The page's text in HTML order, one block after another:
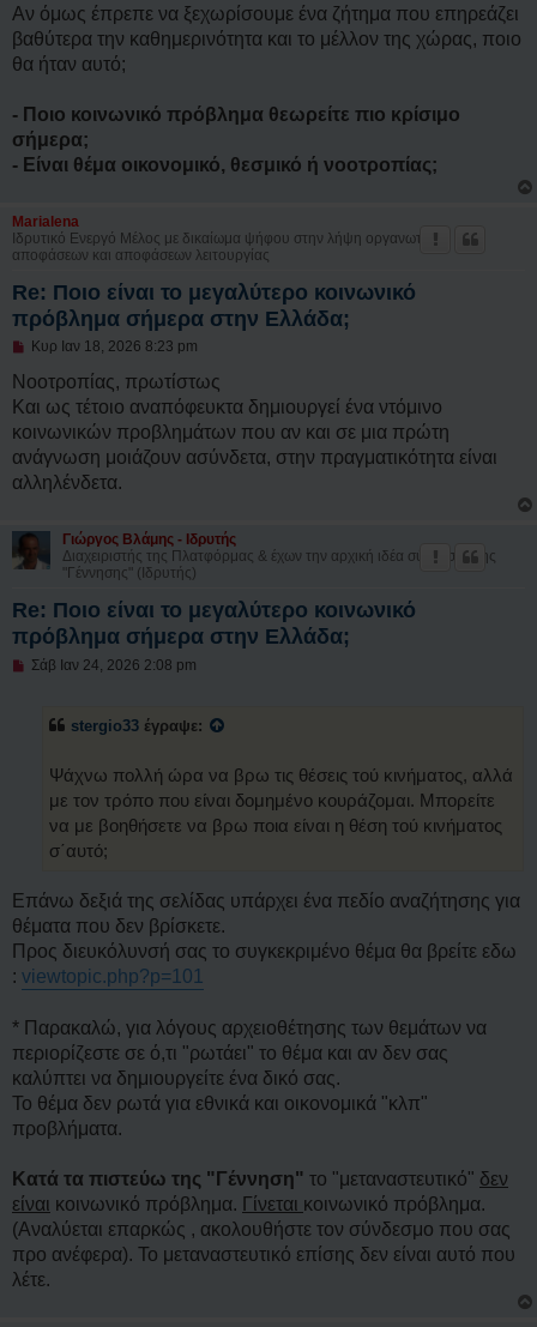
ο
σ
ε
η
Αν όμως έπρεπε να ξεχωρίσουμε ένα ζήτημα που επηρεάζει
βαθύτερα την καθημερινότητα και το μέλλον της χώρας, ποιο
θα ήταν αυτό;
- Ποιο κοινωνικό πρόβλημα θεωρείτε πιο κρίσιμο
σήμερα;
- Είναι θέμα οικονομικό, θεσμικό ή νοοτροπίας;
Marialena
Ιδρυτικό Ενεργό Μέλος με δικαίωμα ψήφου στην λήψη οργανωτικών
αποφάσεων και αποφάσεων λειτουργίας
Re: Ποιο είναι το μεγαλύτερο κοινωνικό
πρόβλημα σήμερα στην Ελλάδα;
Μ
α
α
γ
ω
σ
ν
η
ο
σ
ί
Κυρ Ιαν 18, 2026 8:23 pm
Νοοτροπίας, πρωτίστως
Και ως τέτοιο αναπόφευκτα δημιουργεί ένα ντόμινο
κοινωνικών προβλημάτων που αν και σε μια πρώτη
ανάγνωση μοιάζουν ασύνδετα, στην πραγματικότητα είναι
αλληλένδετα.
Γιώργος Βλάμης - Ιδρυτής
Διαχειριστής της Πλατφόρμας & έχων την αρχική ιδέα σύστασης της
"Γέννησης" (Ιδρυτής)
Re: Ποιο είναι το μεγαλύτερο κοινωνικό
πρόβλημα σήμερα στην Ελλάδα;
Μ
η
μ
ο
σ
ί
ε
η
Σάβ Ιαν 24, 2026 2:08 pm
stergio33 έγραψε:
Ψάχνω πολλή ώρα να βρω τις θέσεις τού κινήματος, αλλά
με τον τρόπο που είναι δομημένο κουράζομαι. Μπορείτε
να με βοηθήσετε να βρω ποια είναι η θέση τού κινήματος
σ΄αυτό;
Επάνω δεξιά της σελίδας υπάρχει ένα πεδίο αναζήτησης για
θέματα που δεν βρίσκετε.
Προς διευκόλυνσή σας το συγκεκριμένο θέμα θα βρείτε εδω
: viewtopic.php?p=101
* Παρακαλώ, για λόγους αρχειοθέτησης των θεμάτων να
περιορίζεστε σε ό,τι "ρωτάει" το θέμα και αν δεν σας
καλύπτει να δημιουργείτε ένα δικό σας.
Το θέμα δεν ρωτά για εθνικά και οικονομικά "κλπ"
προβλήματα.
Κατά τα πιστεύω της "Γέννηση" το "μεταναστευτικό" δεν
είναι κοινωνικό πρόβλημα. Γίνεται κοινωνικό πρόβλημα.
(Αναλύεται επαρκώς , ακολουθήστε τον σύνδεσμο που σας
προ ανέφερα). Το μεταναστευτικό επίσης δεν είναι αυτό που
λέτε.